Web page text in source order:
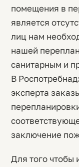
помещения в
является
лиц нам
нашей
санитарным и
В
эксперта
заключение
Для того чтобы